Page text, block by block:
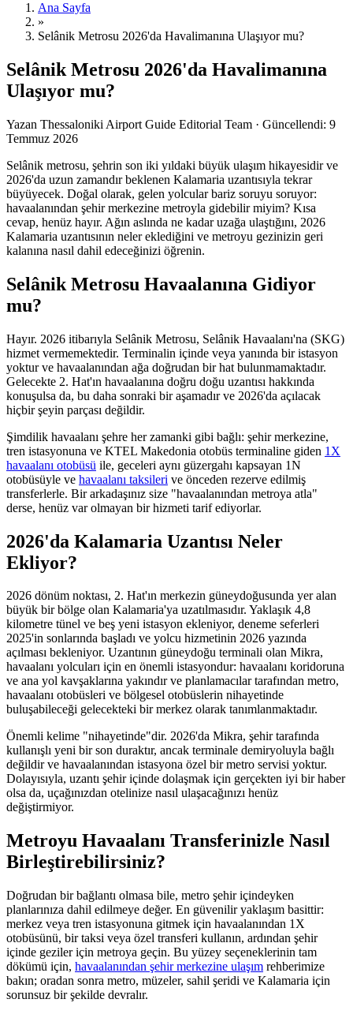
Ana Sayfa
»
Selânik Metrosu 2026'da Havalimanına Ulaşıyor mu?
Selânik Metrosu 2026'da Havalimanına
Ulaşıyor mu?
Yazan Thessaloniki Airport Guide Editorial Team · Güncellendi: 9
Temmuz 2026
Selânik metrosu, şehrin son iki yıldaki büyük ulaşım hikayesidir ve
2026'da uzun zamandır beklenen Kalamaria uzantısıyla tekrar
büyüyecek. Doğal olarak, gelen yolcular bariz soruyu soruyor:
havaalanından şehir merkezine metroyla gidebilir miyim? Kısa
cevap, henüz hayır. Ağın aslında ne kadar uzağa ulaştığını, 2026
Kalamaria uzantısının neler eklediğini ve metroyu gezinizin geri
kalanına nasıl dahil edeceğinizi öğrenin.
Selânik Metrosu Havaalanına Gidiyor
mu?
Hayır. 2026 itibarıyla Selânik Metrosu, Selânik Havaalanı'na (SKG)
hizmet vermemektedir. Terminalin içinde veya yanında bir istasyon
yoktur ve havaalanından ağa doğrudan bir hat bulunmamaktadır.
Gelecekte 2. Hat'ın havaalanına doğru doğu uzantısı hakkında
konuşulsa da, bu daha sonraki bir aşamadır ve 2026'da açılacak
hiçbir şeyin parçası değildir.
Şimdilik havaalanı şehre her zamanki gibi bağlı: şehir merkezine,
tren istasyonuna ve KTEL Makedonia otobüs terminaline giden 1X
havaalanı otobüsü ile, geceleri aynı güzergahı kapsayan 1N
otobüsüyle ve havaalanı taksileri ve önceden rezerve edilmiş
transferlerle. Bir arkadaşınız size "havaalanından metroya atla"
derse, henüz var olmayan bir hizmeti tarif ediyorlar.
2026'da Kalamaria Uzantısı Neler
Ekliyor?
2026 dönüm noktası, 2. Hat'ın merkezin güneydoğusunda yer alan
büyük bir bölge olan Kalamaria'ya uzatılmasıdır. Yaklaşık 4,8
kilometre tünel ve beş yeni istasyon ekleniyor, deneme seferleri
2025'in sonlarında başladı ve yolcu hizmetinin 2026 yazında
açılması bekleniyor. Uzantının güneydoğu terminali olan Mikra,
havaalanı yolcuları için en önemli istasyondur: havaalanı koridoruna
ve ana yol kavşaklarına yakındır ve planlamacılar tarafından metro,
havaalanı otobüsleri ve bölgesel otobüslerin nihayetinde
buluşabileceği gelecekteki bir merkez olarak tanımlanmaktadır.
Önemli kelime "nihayetinde"dir. 2026'da Mikra, şehir tarafında
kullanışlı yeni bir son duraktır, ancak terminale demiryoluyla bağlı
değildir ve havaalanından istasyona özel bir metro servisi yoktur.
Dolayısıyla, uzantı şehir içinde dolaşmak için gerçekten iyi bir haber
olsa da, uçağınızdan otelinize nasıl ulaşacağınızı henüz
değiştirmiyor.
Metroyu Havaalanı Transferinizle Nasıl
Birleştirebilirsiniz?
Doğrudan bir bağlantı olmasa bile, metro şehir içindeyken
planlarınıza dahil edilmeye değer. En güvenilir yaklaşım basittir:
merkez veya tren istasyonuna gitmek için havaalanından 1X
otobüsünü, bir taksi veya özel transferi kullanın, ardından şehir
içinde geziler için metroya geçin. Bu yüzey seçeneklerinin tam
dökümü için, havaalanından şehir merkezine ulaşım rehberimize
bakın; oradan sonra metro, müzeler, sahil şeridi ve Kalamaria için
sorunsuz bir şekilde devralır.